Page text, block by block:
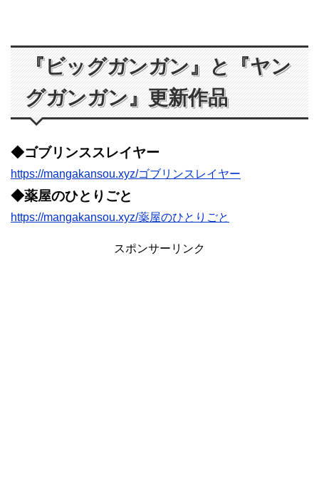
『ビッグガンガン』と『ヤン
グガンガン』更新作品
◆ゴブリンススレイヤー
https://mangakansou.xyz/ゴブリンスレイヤー
◆薬屋のひとりごと
https://mangakansou.xyz/薬屋のひとりごと
スポンサーリンク